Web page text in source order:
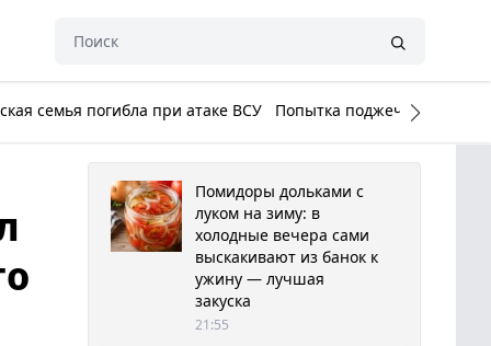
семья погибла при атаке ВСУ Попытка поджечь Белый
Помидоры дольками с
луком на зиму: в
холодные вечера сами
выскакивают из банок к
ужину — лучшая
закуска
21:55